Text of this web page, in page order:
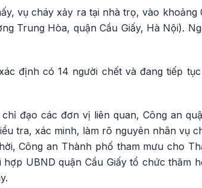
vụ cháy xảy ra tại nhà trọ, vào
Trung Hòa, quận Cầu Giấy, Hà Nội).
định có 14 người chết và đang tiếp
đạo các đơn vị liên quan, Công an
tra, xác minh, làm rõ nguyên nhân vụ
Công an Thành phố tham mưu cho
UBND quận Cầu Giấy tổ chức thăm